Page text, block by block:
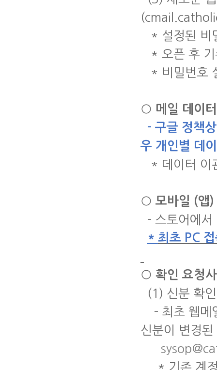
* 설정된 비
* 오픈 후
* 비밀번호
○ 메일 데이
- 구글 정책
우 개인별 데
* 데이터 이
○ 모바일 (앱)
- 스토어에서
* 최초 PC
○ 확인 요청
(1) 신분 확인
- 최초 웹메
신분이 변경
* 기존 계